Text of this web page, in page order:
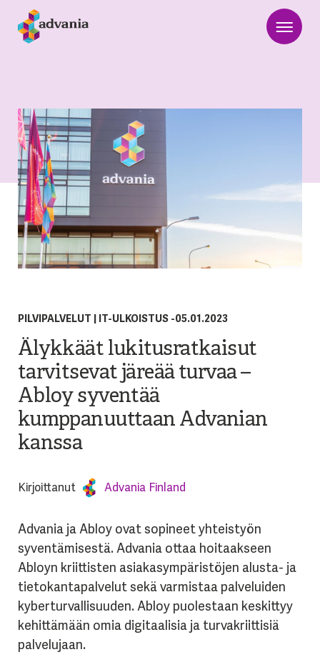
PILVIPALVELUT | IT-ULKOISTUS -05.01.2023
Älykkäät lukitusratkaisut
tarvitsevat järeää turvaa –
Abloy syventää
kumppanuuttaan Advanian
kanssa
Kirjoittanut Advania Finland
Advania ja Abloy ovat sopineet yhteistyön
syventämisestä. Advania ottaa hoitaakseen
Abloyn kriittisten asiakasympäristöjen alusta- ja
tietokantapalvelut sekä varmistaa palveluiden
kyberturvallisuuden. Abloy puolestaan keskittyy
kehittämään omia digitaalisia ja turvakriittisiä
palvelujaan.